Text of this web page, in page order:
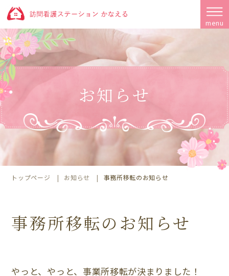
menu
お知らせ
トップページ お知らせ 事務所移転のお知らせ
事務所移転のお知らせ
やっと、やっと、事業所移転が決まりました！